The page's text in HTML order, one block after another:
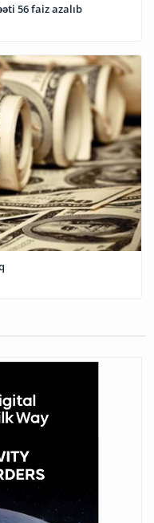
56 faiz azalıb